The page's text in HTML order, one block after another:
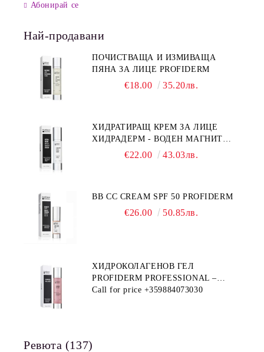
Абонирай се
Най-продавани
ПОЧИСТВАЩА И ИЗМИВАЩА
ПЯНА ЗА ЛИЦЕ PROFIDERM
€18.00 35.20лв.
ХИДРАТИРАЩ КРЕМ ЗА ЛИЦЕ
ХИДРАДЕРМ - ВОДЕН МАГНИТ
PROFIDERM€22.00 43.03лв.
BB CC CREAM SPF 50 PROFIDERM
€26.00 50.85лв.
ХИДРОКОЛАГЕНОВ ГЕЛ
PROFIDERM PROFESSIONAL –
ПРОДУКТ ЗА ДЪЛБОКА
Call for price +359884073030
Ревюта (137)